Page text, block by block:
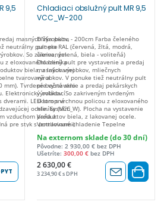
9,5
masných výrobkov,
neutrálny pult pre
So zakriveným
z eloxovaného hliníka
biela, z lakovanej
tvarované a
mm). Tvrdené bočné sklo
Elektronický ovládací
dverami. LED stropné
ocele. Systém
vzduchom Vaňa z
pre styk s potravinami)
podnosy
oceľového
Automatická
prvkom (CG).
teplota: +2°C až
25°C / relatívna vlhkosť
Neutrálný modul
Chladiaci obslužný pult MR 9,5
VCC_W-200
Dľžka pultu - 200cm Farba čeleného
panela RAL (červená, žltá, modrá,
čierna, zelená, biela - voliteňá)
Chlazený pult pre vystavenie a predaj
masných výrobkov, mliečnych
výrobkov. V ponuke tiež neutrálny pult
pre vystavenie a predaj pekárskych
výrobkov. So zakriveným tvrdeným
sklom s vrchnou policou z eloxovaného
hliníka (VCC_W). Plocha na vystavenie
produktov biela, z lakovanej ocele.
Ventilované chladenie Tepelne
(hrúbka 40 mm). Tvrdené bočné sklo ,
predpripravené pre medzipolicu.
Elektronický ovládací panel. Chladený
uložný priestor s dverami. LED stropné
svietidlo. Pracovná doska z
nehrdzavejúcej ocele. Systém proti
plechu (vhodná pre styk s potravinami)
Na externom sklade (do 30 dní)
Pôvodne: 2 930,00 € bez DPH
Ušetríte: 300,00 € bez DPH
2 630,00 €
3 234,90 € s DPH